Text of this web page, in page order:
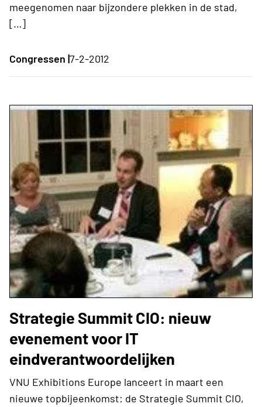
meegenomen naar bijzondere plekken in de stad,
[…]
Congressen |7-2-2012
Strategie Summit CIO: nieuw
evenement voor IT
eindverantwoordelijken
VNU Exhibitions Europe lanceert in maart een
nieuwe topbijeenkomst: de Strategie Summit CIO,